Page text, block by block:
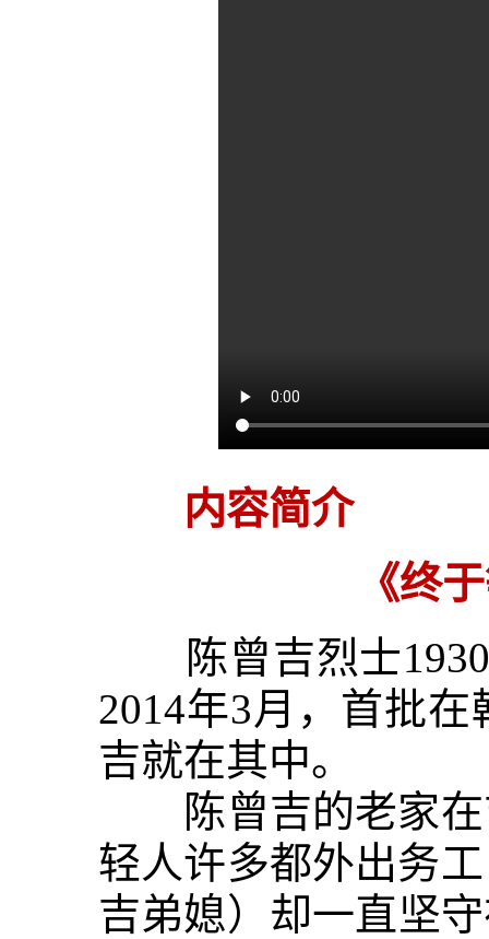
内容简介
《终
陈曾吉烈士1930
2014年3月，首批
吉就在其中。
陈曾吉的老家在
轻人许多都外出务
吉弟媳）却一直坚